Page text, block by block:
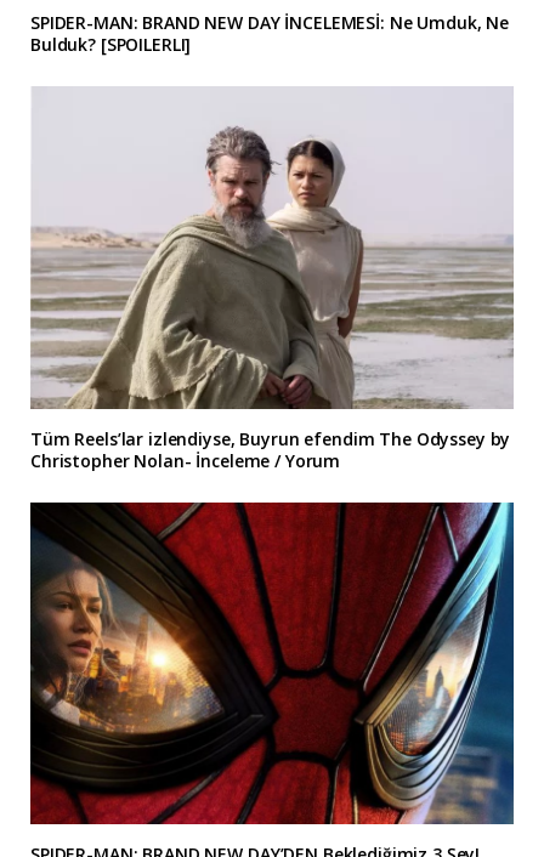
SPIDER-MAN: BRAND NEW DAY İNCELEMESİ: Ne Umduk, Ne
Bulduk? [SPOILERLI]
Tüm Reels’lar izlendiyse, Buyrun efendim The Odyssey by
Christopher Nolan- İnceleme / Yorum